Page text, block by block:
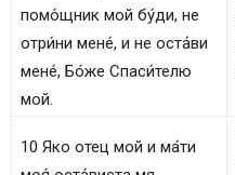
помо́щник мой бу́ди, не
отри́ни мене́, и не оста́ви
мене́, Бо́же Спаси́телю
мой.
10 Яко отец мой и ма́ти